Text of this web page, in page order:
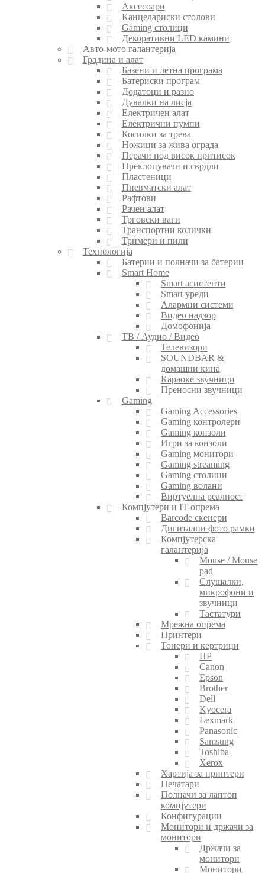
Аксесоари
Канцелариски столови
Gaming столици
Декоративни LED камини
Авто-мото галантерија
Градина и алат
Базени и летна програма
Батериски програм
Додатоци и разно
Дувалки на лисја
Електричен алат
Електрични пумпи
Косилки за трева
Ножици за жива ограда
Перачи под висок притисок
Преклопувачи и сврдли
Пластеници
Пневматски алат
Рафтови
Рачен алат
Трговски ваги
Транспортни колички
Тримери и пили
Технологија
Батерии и полначи за батерии
Smart Home
Smart асистенти
Smart уреди
Алармни системи
Видео надзор
Домофонија
ТВ / Аудио / Видео
Телевизори
SOUNDBAR &
домашни кина
Караоке звучници
Преносни звучници
Gaming
Gaming Accessories
Gaming контролери
Gaming конзоли
Игри за конзоли
Gaming монитори
Gaming streaming
Gaming столици
Gaming волани
Виртуелна реалност
Компјутери и IT опрема
Barcode скенери
Дигитални фото рамки
Компјутерска
галантерија
Mouse / Mouse
pad
Слушалки,
микрофони и
звучници
Тастатури
Мрежна опрема
Принтери
Тонери и кертриџи
HP
Canon
Epson
Brother
Dell
Kyocera
Lexmark
Panasonic
Samsung
Toshiba
Xerox
Хартија за принтери
Печатари
Полначи за лаптоп
компјутери
Конфигурации
Монитори и држачи за
монитори
Држачи за
монитори
Монитори